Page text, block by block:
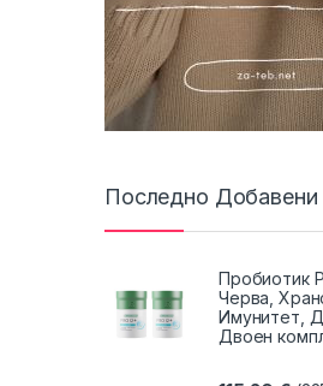
Последно Добавени
Пробиотик
Черва,
Имунитет,
Двоен